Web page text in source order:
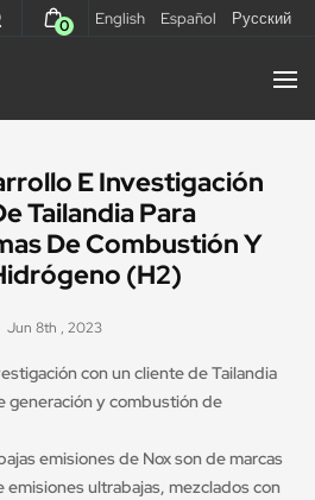
English Español Русский
0
E Investigación
Tailandia Para
De Combustión Y
(H2)
Jun 8th , 2023
con un cliente de Tailandia
generación y combustión de
emisiones de Nox son de marcas
ultrabajas, mezclados con